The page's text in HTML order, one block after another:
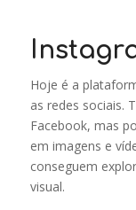
Hoje é a
as redes sociais.
Facebook, mas
em imagens e
conseguem
visual.